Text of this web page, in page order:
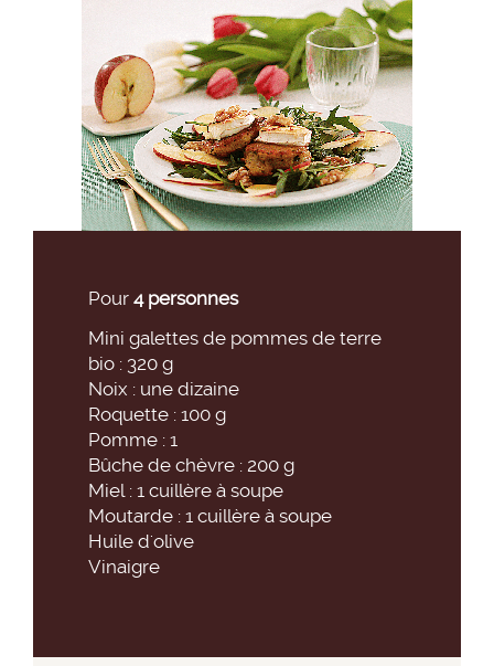
Pour 4 personnes
Mini galettes de pommes de terre
bio : 320 g
Noix : une dizaine
Roquette : 100 g
Pomme : 1
Bûche de chèvre : 200 g
Miel : 1 cuillère à soupe
Moutarde : 1 cuillère à soupe
Huile d'olive
Vinaigre